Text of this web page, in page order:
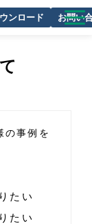
ンロード お問い
の事例を
たい
たい